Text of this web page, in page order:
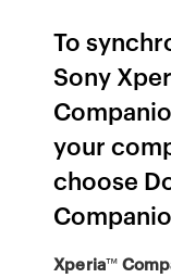
To
Sony
your
choose
Xperia™